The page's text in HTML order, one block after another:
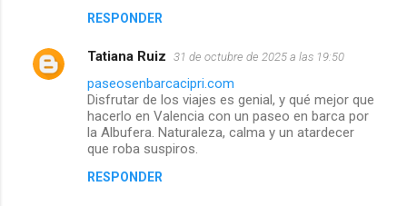
RESPONDER
Tatiana Ruiz 31 de octubre de 2025 a las 19:50
paseosenbarcacipri.com
Disfrutar de los viajes es genial, y qué mejor que
hacerlo en Valencia con un paseo en barca por
la Albufera. Naturaleza, calma y un atardecer
que roba suspiros.
RESPONDER